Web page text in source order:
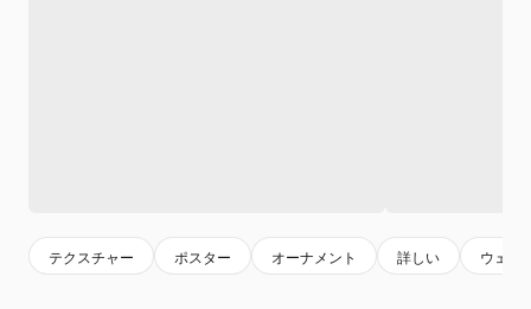
テクスチャー ポスター オーナメント 詳しい ウェブ